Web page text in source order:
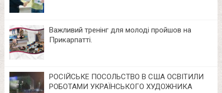
Важливий тренінг для молоді пройшов на
Прикарпатті.
РОСІЙСЬКЕ ПОСОЛЬСТВО В США ОСВІТИЛИ
РОБОТАМИ УКРАЇНСЬКОГО ХУДОЖНИКА